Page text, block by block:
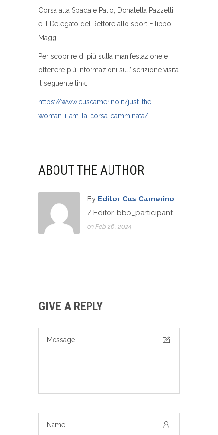
Corsa alla Spada e Palio, Donatella Pazzelli,
e il Delegato del Rettore allo sport Filippo
Maggi.
Per scoprire di più sulla manifestazione e
ottenere più informazioni sull’iscrizione visita
il seguente link:
https://www.cuscamerino.it/just-the-
woman-i-am-la-corsa-camminata/
ABOUT THE AUTHOR
By Editor Cus Camerino
/ Editor, bbp_participant
on Feb 26, 2024
GIVE A REPLY